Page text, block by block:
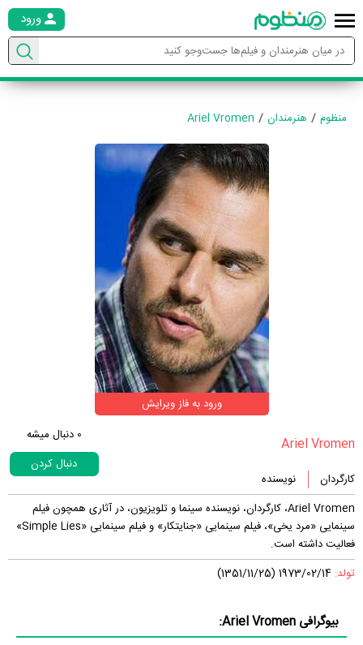
ورود
منظوم هنرمندان Ariel Vromen
ورود به فاز ویرایش
0 دنبال میشه
دنبال کردن
کارگردان
نویسنده
Ariel Vromen، کارگردان، نویسنده سینما و تلویزیون، در آثاری همچون فیلم
سینمایی «مرد یخی»، فیلم سینمایی «جنایتکار» و فیلم سینمایی «Simple Lies»
فعالیت داشته است.
تولد:
بیوگرافی Ariel Vromen: